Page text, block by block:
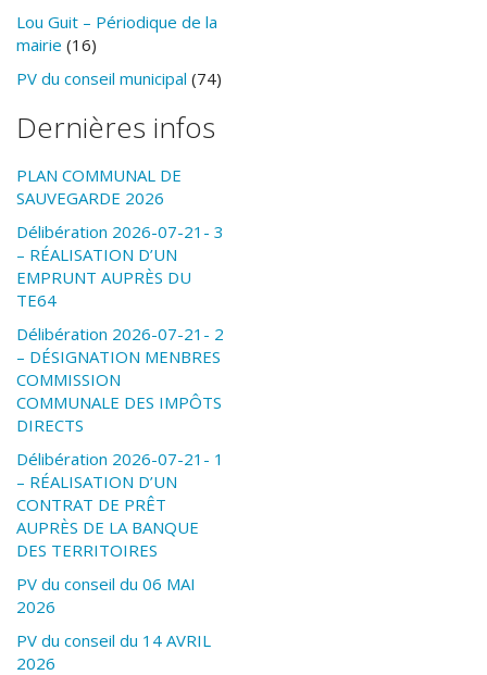
Lou Guit – Périodique de la
mairie (16)
PV du conseil municipal (74)
Dernières infos
PLAN COMMUNAL DE
SAUVEGARDE 2026
Délibération 2026-07-21- 3
– RÉALISATION D’UN
EMPRUNT AUPRÈS DU
TE64
Délibération 2026-07-21- 2
– DÉSIGNATION MENBRES
COMMISSION
COMMUNALE DES IMPÔTS
DIRECTS
Délibération 2026-07-21- 1
– RÉALISATION D’UN
CONTRAT DE PRÊT
AUPRÈS DE LA BANQUE
DES TERRITOIRES
PV du conseil du 06 MAI
2026
PV du conseil du 14 AVRIL
2026